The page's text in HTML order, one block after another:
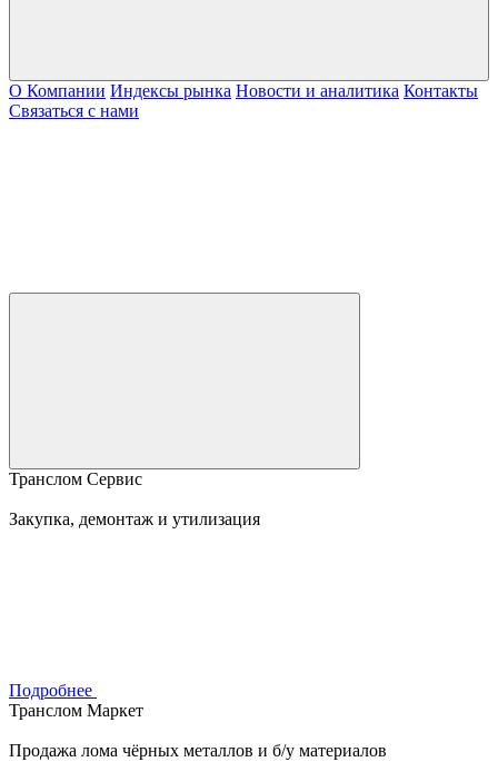
О Компании Индексы рынка Новости и аналитика Контакты
Связаться с нами
Транслом Сервис
Закупка, демонтаж и утилизация
Подробнее
Транслом Маркет
Продажа лома чёрных металлов и б/у материалов